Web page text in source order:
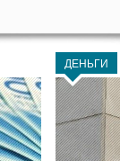
ДЕНЬГИ